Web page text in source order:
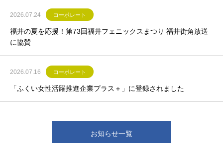
2026.07.24 コーポレート
福井の夏を応援！第73回福井フェニックスまつり 福井街角放送
に協賛
2026.07.16 コーポレート
「ふくい女性活躍推進企業プラス＋」に登録されました
お知らせ一覧